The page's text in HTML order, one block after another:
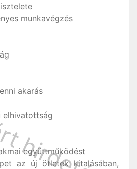
munkavégzés
akarás
elhivatottság
együttműködést
az új ötletek kitalásában,